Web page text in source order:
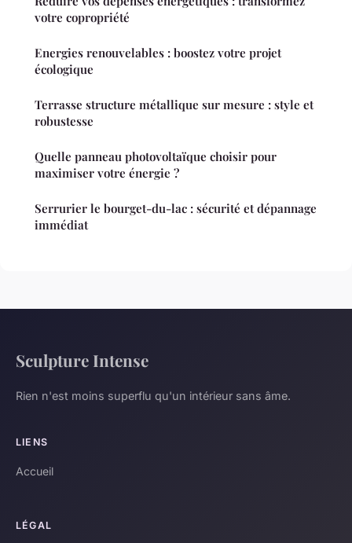
votre copropriété
Energies renouvelables : boostez votre projet
écologique
Terrasse structure métallique sur mesure : style et
robustesse
Quelle panneau photovoltaïque choisir pour
maximiser votre énergie ?
Serrurier le bourget-du-lac : sécurité et dépannage
immédiat
Sculpture Intense
Rien n'est moins superflu qu'un intérieur sans âme.
LIENS
Accueil
LÉGAL